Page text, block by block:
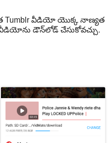
Tumblr వీడియో యొక్క నాణ్యత
డౌన్‌లోడ్ చేసుకోవచ్చు.